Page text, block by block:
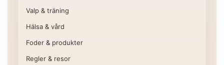
Valp & träning
Hälsa & vård
Foder & produkter
Regler & resor